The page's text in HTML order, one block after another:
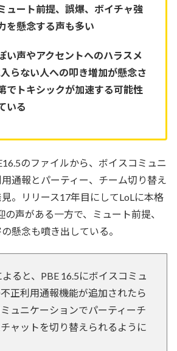
ュート前提、誤爆、ボイチャ強
を懸念する声も多い
い声やアクセントへのハラスメ
らない人への叩き増加が懸念さ
でトキシックが加速する可能性
いる
のファイルから、ボイスコミュニ
通報とパーティー、チーム切り替え
。リリース17年目にしてLoLに本格
声がある一方で、ミュート前提、
懸念も噴き出している。
ると、PBE 16.5にボイスコミュ
正利用通報機能が追加されたら
ュニケーションでパーティーチ
ャットを切り替えられるように